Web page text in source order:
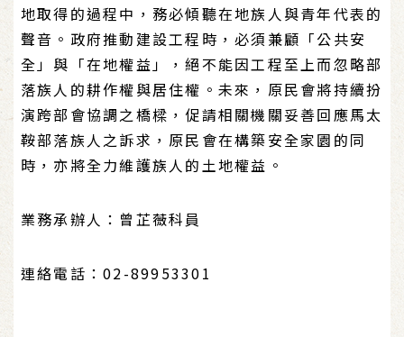
地取得的過程中，務必傾聽在地族人與青年代表的
聲音。政府推動建設工程時，必須兼顧「公共安
全」與「在地權益」，絕不能因工程至上而忽略部
落族人的耕作權與居住權。未來，原民會將持續扮
演跨部會協調之橋樑，促請相關機關妥善回應馬太
鞍部落族人之訴求，原民會在構築安全家園的同
時，亦將全力維護族人的土地權益。
業務承辦人：曾芷薇科員
連絡電話：02-89953301